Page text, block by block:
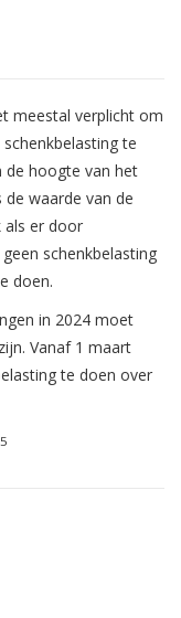
meestal verplicht om
te
de hoogte van het
de waarde van de
als er door
schenkbelasting
doen.
in 2024 moet
Vanaf 1 maart
te doen over